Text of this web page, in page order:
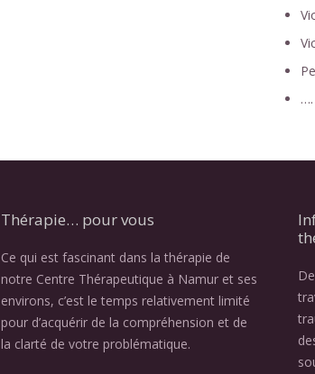
….
Thérapie… pour vous
Ce qui est fascinant dans la thérapie de
notre Centre Thérapeutique à Namur et ses
environs, c’est le temps relativement limité
pour d’acquérir de la compréhension et de
la clarté de votre problématique.